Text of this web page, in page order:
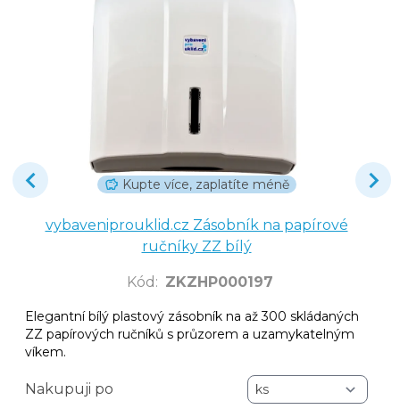
Kupte více, zaplatíte méně
vybaveniprouklid.cz Zásobník na papírové
ručníky ZZ bílý
Kód : ZKZHP000197
Elegantní bílý plastový zásobník na až 300 skládaných
ZZ papírových ručníků s průzorem a uzamykatelným
víkem.
Nakupuji po